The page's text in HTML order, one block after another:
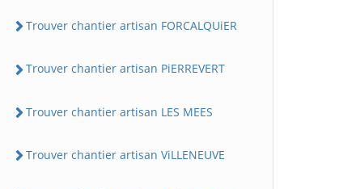
Trouver chantier artisan FORCALQUiER
Trouver chantier artisan PiERREVERT
Trouver chantier artisan LES MEES
Trouver chantier artisan ViLLENEUVE